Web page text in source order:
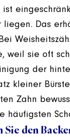
ist
liegen. Das
weil sie oft
der
kleiner
Zahn
häufigsten
Sie den